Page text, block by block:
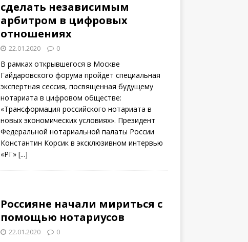
сделать независимым
арбитром в цифровых
отношениях
22.01.2020 0
В рамках открывшегося в Москве
Гайдаровского форума пройдет специальная
экспертная сессия, посвященная будущему
нотариата в цифровом обществе:
«Трансформация российского нотариата в
новых экономических условиях». Президент
Федеральной нотариальной палаты России
Константин Корсик в эксклюзивном интервью
«РГ» [...]
Россияне начали мириться с
помощью нотариусов
22.01.2020 0